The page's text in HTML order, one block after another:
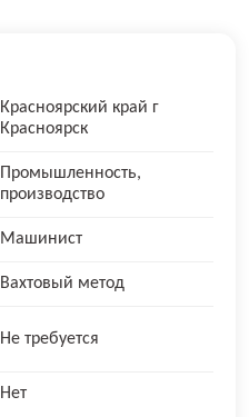
Красноярский край г
Красноярск
Промышленность,
производство
Машинист
Вахтовый метод
Не требуется
Нет